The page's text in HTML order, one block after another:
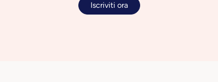
Iscriviti ora